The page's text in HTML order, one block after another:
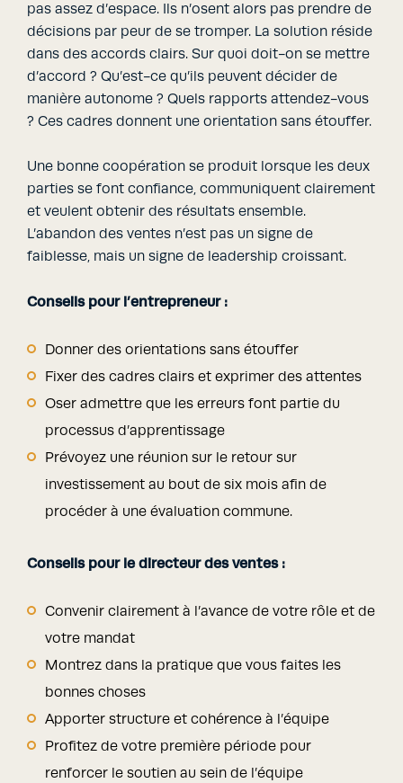
pas assez d’espace. Ils n’osent alors pas prendre de
décisions par peur de se tromper. La solution réside
dans des accords clairs. Sur quoi doit-on se mettre
d’accord ? Qu’est-ce qu’ils peuvent décider de
manière autonome ? Quels rapports attendez-vous
? Ces cadres donnent une orientation sans étouffer.
Une bonne coopération se produit lorsque les deux
parties se font confiance, communiquent clairement
et veulent obtenir des résultats ensemble.
L’abandon des ventes n’est pas un signe de
faiblesse, mais un signe de leadership croissant.
Conseils pour l’entrepreneur :
Donner des orientations sans étouffer
Fixer des cadres clairs et exprimer des attentes
Oser admettre que les erreurs font partie du
processus d’apprentissage
Prévoyez une réunion sur le retour sur
investissement au bout de six mois afin de
procéder à une évaluation commune.
Conseils pour le directeur des ventes :
Convenir clairement à l’avance de votre rôle et de
votre mandat
Montrez dans la pratique que vous faites les
bonnes choses
Apporter structure et cohérence à l’équipe
Profitez de votre première période pour
renforcer le soutien au sein de l’équipe